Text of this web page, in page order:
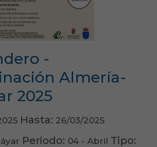
-
Almería-
2025
Hasta: 26/03/2025
Periodo: 04 - Abril Tipo: